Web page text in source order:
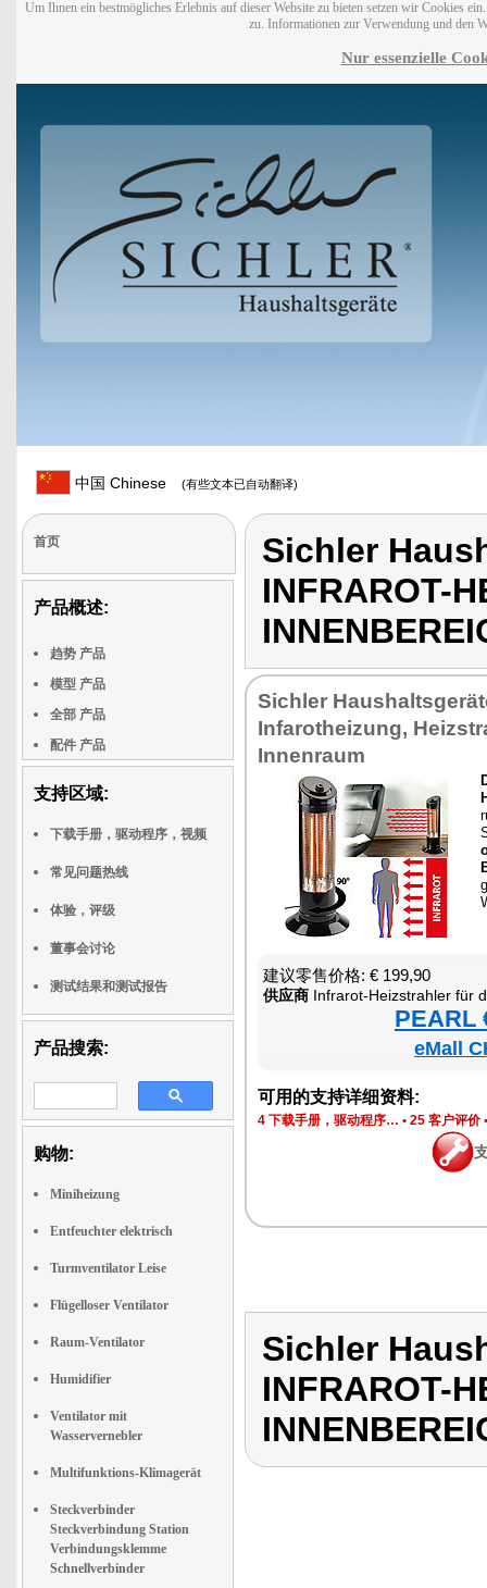
Um Ihnen ein bestmögliches Erlebnis auf dieser Website zu bieten setzen wir Cookies
zu. Informationen zur Verwendung und den
Nur essenzielle
中国 Chinese (有些文本已自动翻译)
首页
产品概述:
趋势 产品
模型 产品
全部 产品
配件 产品
支持区域:
下载手册，驱动程序，视频
常见问题热线
体验，评级
董事会讨论
测试结果和测试报告
产品搜索:
购物:
Miniheizung
Entfeuchter elektrisch
Turmventilator Leise
Flügelloser Ventilator
Raum-Ventilator
Humidifier
Ventilator mit
Wasservernebler
Multifunktions-Klimagerät
Steckverbinder
Steckverbindung Station
Verbindungsklemme
Schnellverbinder
Sichler
INFRAROT-
Sichler
Infarotheizung,
Innenraum
建议零售价格: € 199,90
供应商 Infrarot-Heizstrahler für
PEARL
eMall
可用的支持详细资料:
4 下载手册，驱动程序… • 25 客户评价
Sichler
INFRAROT-